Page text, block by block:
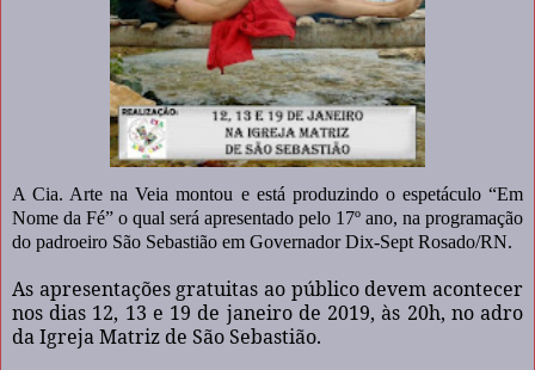
A Cia. Arte na Veia montou e está produzindo o espetáculo “Em
Nome da Fé” o qual será apresentado pelo 17º ano, na programação
do padroeiro São Sebastião em Governador Dix-Sept Rosado/RN.
As apresentações gratuitas ao público devem acontecer
nos dias 12, 13 e 19 de janeiro de 2019, às 20h, no adro
da Igreja Matriz de São Sebastião.